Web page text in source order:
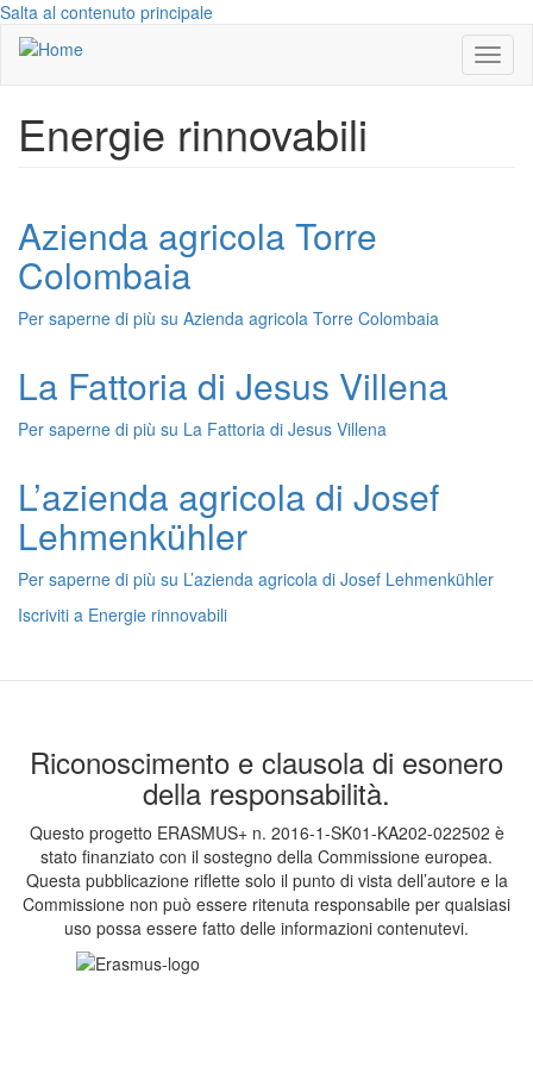
Salta al contenuto principale
Energie rinnovabili
Azienda agricola Torre
Colombaia
Per saperne di più su Azienda agricola Torre Colombaia
La Fattoria di Jesus Villena
Per saperne di più su La Fattoria di Jesus Villena
L’azienda agricola di Josef
Lehmenkühler
Per saperne di più su L’azienda agricola di Josef Lehmenkühler
Iscriviti a Energie rinnovabili
Riconoscimento e clausola di esonero
della responsabilità.
Questo progetto ERASMUS+ n. 2016-1-SK01-KA202-022502 è
stato finanziato con il sostegno della Commissione europea.
Questa pubblicazione riflette solo il punto di vista dell’autore e la
Commissione non può essere ritenuta responsabile per qualsiasi
uso possa essere fatto delle informazioni contenutevi.